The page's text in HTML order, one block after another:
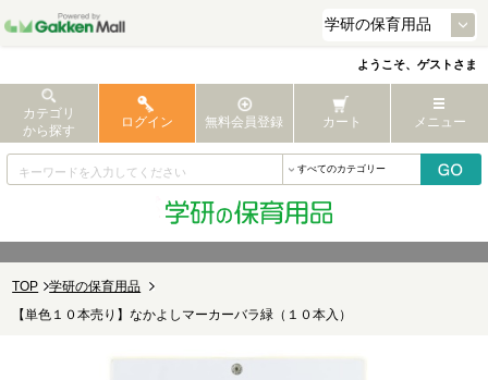
ようこそ、ゲストさま
カテゴリ
から探す
ログイン 無料会員登録 カート メニュー
TOP
学研の保育用品
【単色１０本売り】なかよしマーカーバラ緑（１０本入）